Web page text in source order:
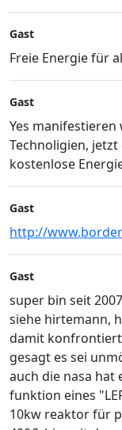
Gast
Freie Energie für
Gast
Yes
Technoligien, jetzt
kostenlose
Gast
http://
Gast
super bin seit
siehe hirtemann,
damit
gesagt es sei
auch die nasa
funktion eines
10kw reaktor für